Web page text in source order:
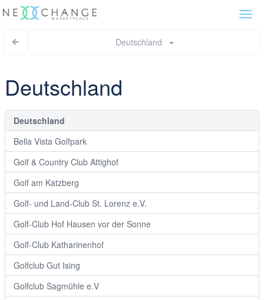
Deutschland
Deutschland
Deutschland
Bella Vista Golfpark
Golf & Country Club Attighof
Golf am Katzberg
Golf- und Land-Club St. Lorenz e.V.
Golf-Club Hof Hausen vor der Sonne
Golf-Club Katharinenhof
Golfclub Gut Ising
Golfclub Sagmühle e.V